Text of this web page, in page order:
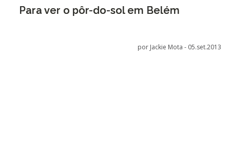
Para ver o pôr-do-sol em Belém
por Jackie Mota - 05.set.2013